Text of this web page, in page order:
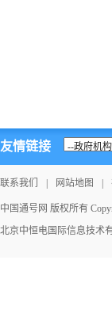
友情链接
联系我们 网站地图
中国通号网 版权所有
北京中恒电国际信息技术